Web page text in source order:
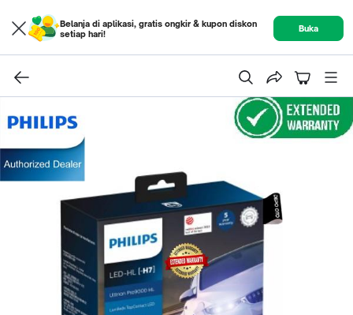
Belanja di aplikasi, gratis ongkir & kupon diskon
setiap hari!
Buka